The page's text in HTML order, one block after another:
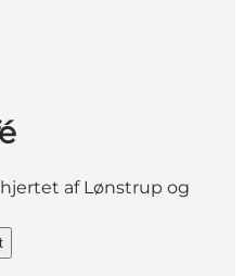
af Lønstrup og
Iscafé on_map